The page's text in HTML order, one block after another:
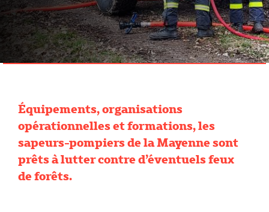
Équipements, organisations
opérationnelles et formations, les
sapeurs-pompiers de la Mayenne sont
prêts à lutter contre d’éventuels feux
de forêts.